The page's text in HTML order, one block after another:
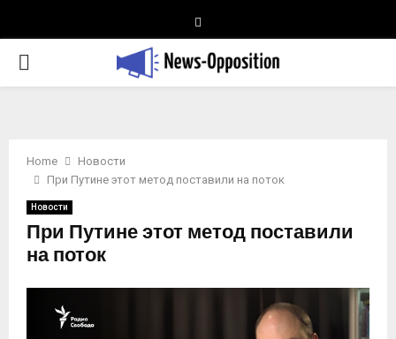
PRIMARY
Home
Новости
При Путине этот метод поставили на поток
Новости
При Путине этот метод поставили
на поток